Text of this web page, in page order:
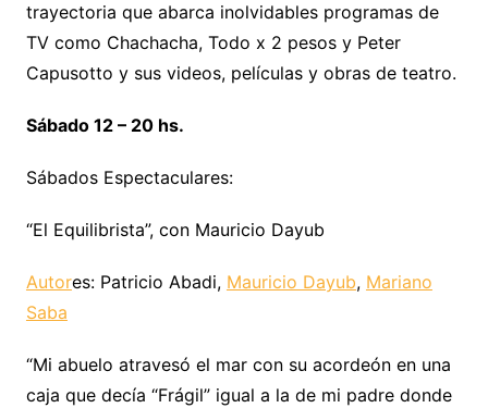
trayectoria que abarca inolvidables programas de
TV como Chachacha, Todo x 2 pesos y Peter
Capusotto y sus videos, películas y obras de teatro.
Sábado 12 – 20 hs.
Sábados Espectaculares:
“El Equilibrista”, con Mauricio Dayub
Autores: Patricio Abadi, Mauricio Dayub, Mariano
Saba
“Mi abuelo atravesó el mar con su acordeón en una
caja que decía “Frágil” igual a la de mi padre donde